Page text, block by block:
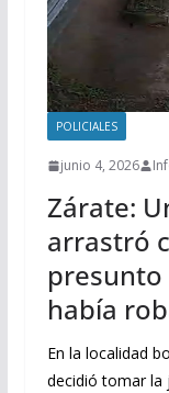
POLICIALES
junio 4, 2026
Zárate:
arrastró
había
En la localidad
decidió tomar la